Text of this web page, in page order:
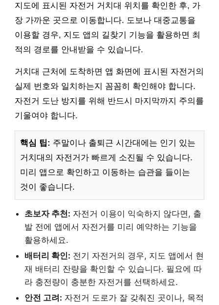
지도에 표시된 자전거 거치대 위치를 확인한 후, 가
장 가까운 곳으로 이동합니다. 도보나 대중교통을
이용할 경우, 지도 앱의 길찾기 기능을 활용하면 최
적의 경로를 안내받을 수 있습니다.
거치대 근처에 도착하면 앱 화면에 표시된 자전거의
실제 번호와 일치하는지 꼼꼼히 확인해야 합니다.
자전거 도난 방지를 위해 반드시 마지막까지 주의를
기울여야 합니다.
핵심 팁: 주말이나 출퇴근 시간대에는 인기 있는
거치대의 자전거가 빠르게 소진될 수 있습니다.
미리 앱으로 확인하고 이동하는 습관을 들이는
것이 좋습니다.
초보자 추천: 자전거 이용이 익숙하지 않다면, 출
발 전에 앱에서 자전거를 미리 예약하는 기능을
활용하세요.
배터리 확인: 전기 자전거의 경우, 지도 앱에서 현
재 배터리 잔량을 확인할 수 있습니다. 필요에 따
라 충전량이 충분한 자전거를 선택하세요.
안전 고려: 자전거 도로가 잘 갖춰진 곳이나, 목적